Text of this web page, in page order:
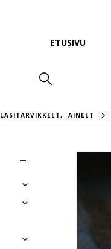
ETUSIVU
LASITARVIKKEET, AINEET